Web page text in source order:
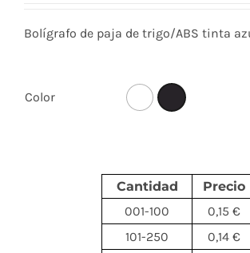
Bolígrafo de paja de trigo/ABS tinta
Color
Cantidad
Precio
001-100
0,15 €
101-250
0,14 €